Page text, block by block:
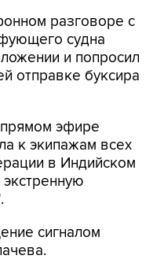
разговоре с
судна
и попросил
отправке буксира
эфире
к экипажам всех
в Индийском
сигналом